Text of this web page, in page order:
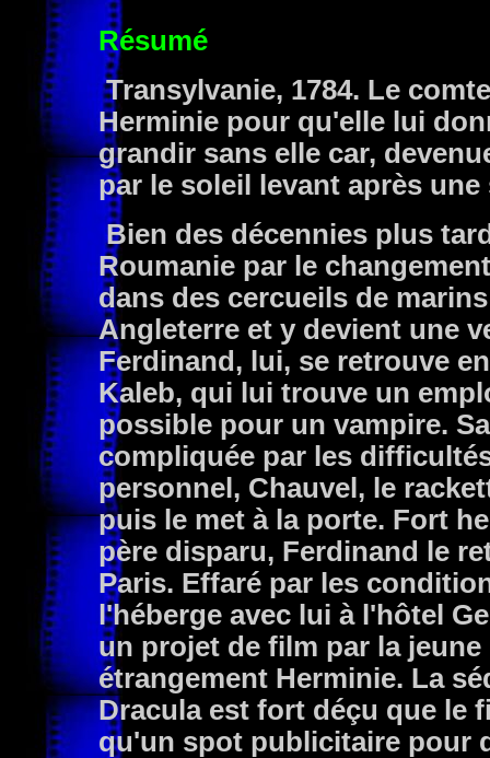
Résumé
Transylvanie, 1784. Le
Herminie pour qu'elle lui
grandir sans elle car,
par le soleil levant après
Bien des décennies plus
Roumanie par le
dans des cercueils de
Angleterre et y devient une
Ferdinand, lui, se retrouve
Kaleb, qui lui trouve un
possible pour un vampire.
compliquée par les
personnel, Chauvel, le
puis le met à la porte. Fort
père disparu, Ferdinand le
Paris. Effaré par les
l'héberge avec lui à l'hôtel
un projet de film par la
étrangement Herminie. La
Dracula est fort déçu que le
qu'un spot publicitaire pour